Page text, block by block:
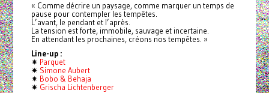
« Comme décrire un paysage, comme marquer un temps de
pause pour contempler les tempêtes.
L’avant, le pendant et l’après.
La tension est forte, immobile, sauvage et incertaine.
En attendant les prochaines, créons nos tempêtes. »
Line-up :
✷ Parquet
✷ Simone Aubert
✷ Bobo & Behaja
✷ Grischa Lichtenberger